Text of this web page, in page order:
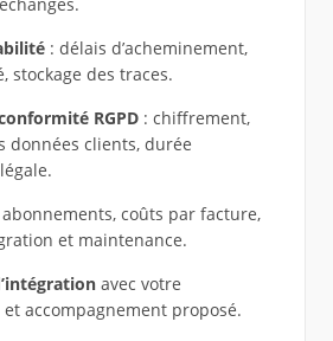
: délais d’acheminement,
stockage des traces.
RGPD: chiffrement,
données clients, durée
coûts par facture,
et maintenance.
avec votre
et accompagnement proposé.